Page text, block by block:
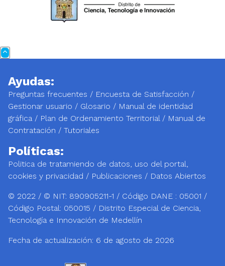
Ayudas:
Preguntas frecuentes / Encuesta de Satisfacción /
Gestionar usuario / Glosario / Manual de identidad
gráfica / Plan de Ordenamiento Territorial / Manual de
Contratación / Tutoriales
Políticas:
Politica de tratamiendo de datos, uso del portal,
cookies y privacidad / Publicaciones / Datos Abiertos
© 2022 / © NIT: 890905211-1 / Código DANE : 05001 /
Código Postal: 050015 / Distrito Especial de Ciencia,
Tecnología e Innovación de Medellín
Fecha de actualización: 6 de agosto de 2026